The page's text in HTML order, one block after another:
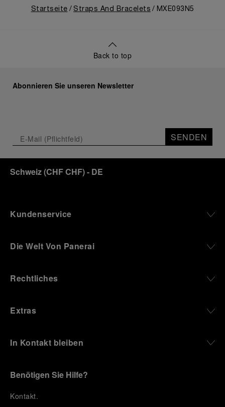
Startseite Straps And Bracelets MXE093N5
Back to top
Abonnieren Sie unseren Newsletter
SENDEN
Schweiz(CHF CHF)- DE
Kundenservice
Die Welt Von Panerai
Rechtliches
Extras
In Kontakt bleiben
Benötigen Sie Hilfe?
Kontakt.